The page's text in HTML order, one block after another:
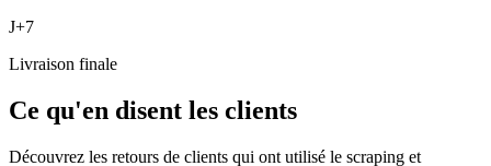
J+7
Livraison finale
Ce qu'en disent les clients
Découvrez les retours de clients qui ont utilisé le scraping et